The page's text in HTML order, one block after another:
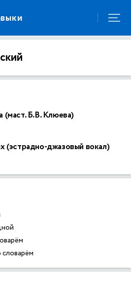
Б.В. Клюева)
(эстрадно-джазовый вокал)